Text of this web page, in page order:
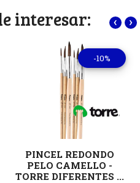
interesar:
-10%
PINCEL REDONDO
PELO CAMELLO -
TORRE DIFERENTES ...
‹ ›